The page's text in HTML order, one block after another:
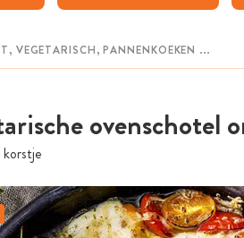
ovenschotel